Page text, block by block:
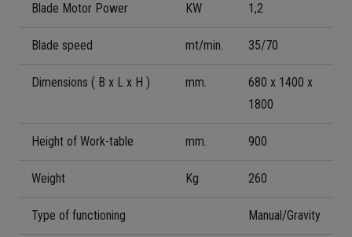
Blade Motor Power KW 1,2
Blade speed mt/min. 35/70
Dimensions ( B x L x H ) mm.
680 x 1400 x
1800
Height of Work-table mm. 900
Weight Kg 260
Type of functioning Manual/Gravity